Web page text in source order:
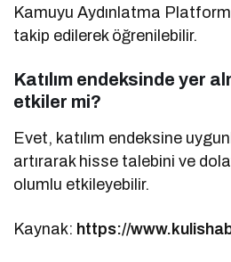
Kamuyu Aydınlatma
takip edilerek öğrenilebilir.
Katılım endeksinde yer
etkiler mi?
Evet, katılım endeksine
artırarak hisse talebini ve
olumlu etkileyebilir.
Kaynak: https://